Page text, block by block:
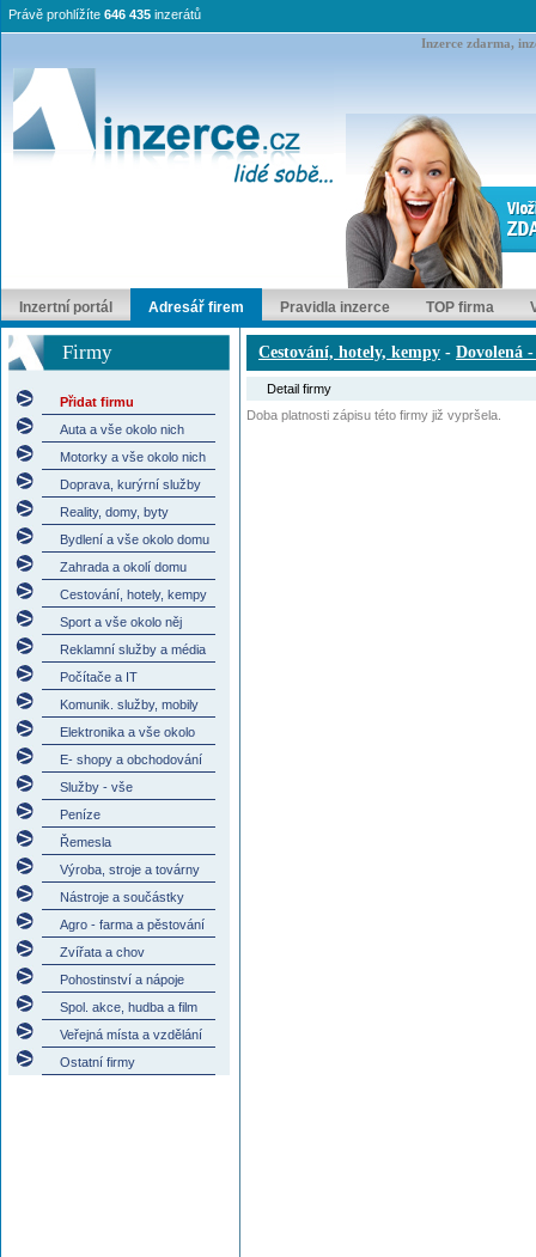
Inzerce zdarma,
Právě prohlížíte 646 435 inzerátů
Inzertní portál Adresář firem Pravidla inzerce TOP firma
Firmy
Přidat firmu
Auta a vše okolo nich
Motorky a vše okolo nich
Doprava, kurýrní služby
Reality, domy, byty
Bydlení a vše okolo domu
Zahrada a okolí domu
Cestování, hotely, kempy
Sport a vše okolo něj
Reklamní služby a média
Počítače a IT
Komunik. služby, mobily
Elektronika a vše okolo
E- shopy a obchodování
Služby - vše
Peníze
Řemesla
Výroba, stroje a továrny
Nástroje a součástky
Agro - farma a pěstování
Zvířata a chov
Pohostinství a nápoje
Spol. akce, hudba a film
Veřejná místa a vzdělání
Ostatní firmy
Cestování, hotely, kempy - Dovolená
Detail firmy
Doba platnosti zápisu této firmy již vypršela.